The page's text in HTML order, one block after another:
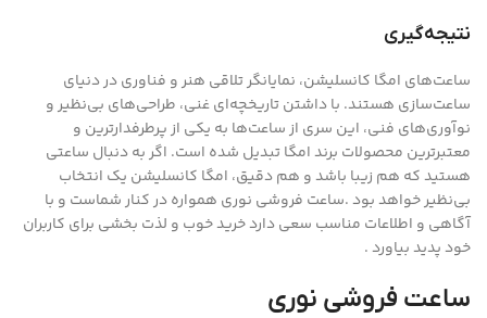
نتیجه‌گیری
ساعت‌های امگا کانسلیشن، نمایانگر تلاقی هنر و فناوری در دنیای
ساعت‌سازی هستند. با داشتن تاریخچه‌ای غنی، طراحی‌های بی‌نظیر و
نوآوری‌های فنی، این سری از ساعت‌ها به یکی از پرطرفدارترین و
معتبرترین محصولات برند امگا تبدیل شده است. اگر به دنبال ساعتی
هستید که هم زیبا باشد و هم دقیق، امگا کانسلیشن یک انتخاب
بی‌نظیر خواهد بود .ساعت فروشی نوری همواره در کنار شماست و با
آگاهی و اطلاعات مناسب سعی دارد خرید خوب و لذت بخشی برای کاربران
خود پدید بیاورد .
ساعت فروشی نوری